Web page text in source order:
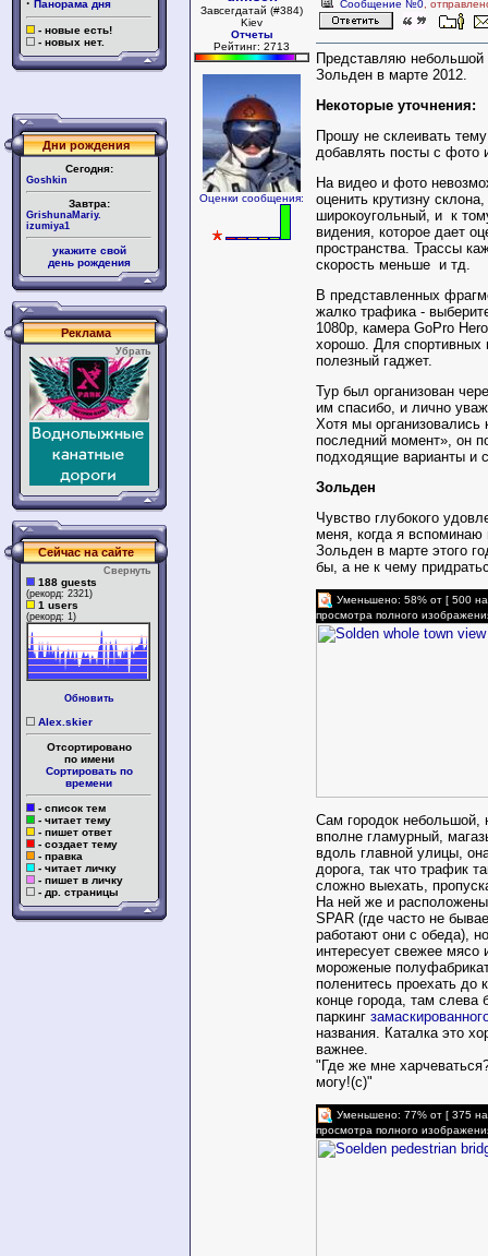
· Панорама дня
- новые есть!
- новых нет.
Дни рождения
Сегодня:
Goshkin
Завтра:
GrishunaMariy.
izumiya1
укажите свой
день рождения
Реклама
Убрать
Сейчас на сайте
Свернуть
188 guests
(рекорд: 2321)
1 users
(рекорд: 1)
Обновить
Alex.skier
Отсортировано
по имени
Сортировать по
времени
- список тем
- читает тему
- пишет ответ
- создает тему
- правка
- читает личку
- пишет в личку
- др. страницы
Завсегдатай (#384)
Kiev
Отчеты
Рейтинг: 2713
Оценки сообщения:
Сообщение №0 ,
Представляю небольшой
Зольден в марте 2012.
Некоторые уточнения:
Прошу не склеивать
добавлять посты с фото
На видео и фото
оценить крутизну
широкоугольный, и к
видения, которое дает
пространства. Трассы
скорость меньше и тд.
В представленных
жалко трафика -
1080p, камера GoPro
хорошо. Для спортивных
полезный гаджет.
Тур был организован
им спасибо, и лично
Хотя мы организовались
последний момент», он
подходящие варианты и
Зольден
Чувство глубокого
меня, когда я вспоминаю
Зольден в марте этого
бы, а не к чему
Уменьшено: 58% от [ 500
просмотра полного
Сам городок небольшой,
вполне гламурный,
вдоль главной улицы,
дорога, так что трафик
сложно выехать,
На ней же и
SPAR (где часто не
работают они с обеда),
интересует свежее мясо
мороженые
поленитесь проехать до
конце города, там слева
паркинг
названия. Каталка это
важнее.
"Где же мне
могу!(с)"
Уменьшено: 77% от [ 375
просмотра полного